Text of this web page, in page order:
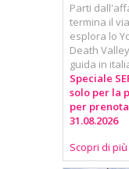
Parti
termina il
esplora lo
Death
guida in
Speciale
solo per la
per
31.08.2026
Scopri di più